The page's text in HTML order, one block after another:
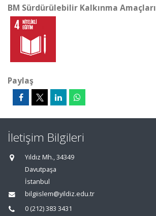
BM Sürdürülebilir Kalkınma Amaçları
Paylaş
İletişim Bilgileri
Yıldız Mh., 34349
Davutpaşa
İstanbul
bilgiislem@yildiz.edu.tr
0 (212) 383 3431